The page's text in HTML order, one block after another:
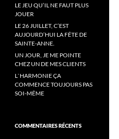
LE JEU QU’IL NE FAUT PLUS
JOUER
LE 26 JUILLET, C’EST
AUJOURD’HUI LA FÊTE DE
SAINTE-ANNE.
UN JOUR, JE ME POINTE
CHEZ UN DE MES CLIENTS
L`HARMONIE ÇA
COMMENCE TOUJOURS PAS
SOI-MÊME
COMMENTAIRES RÉCENTS